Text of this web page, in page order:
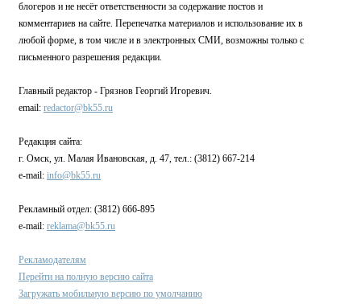
блогеров и не несёт ответственности за содержание постов и
комментариев на сайте. Перепечатка материалов и использование их в
любой форме, в том числе и в электронных СМИ, возможны только с
письменного разрешения редакции.
Главный редактор - Грязнов Георгий Игоревич.
email: redactor@bk55.ru
Редакция сайта:
г. Омск, ул. Малая Ивановская, д. 47, тел.: (3812) 667-214
e-mail: info@bk55.ru
Рекламный отдел: (3812) 666-895
e-mail: reklama@bk55.ru
Рекламодателям
Перейти на полную версию сайта
Загружать мобильную версию по умолчанию